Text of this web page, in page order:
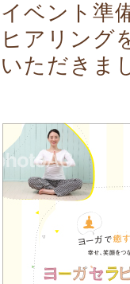
イベント準
ヒアリング
いただきま